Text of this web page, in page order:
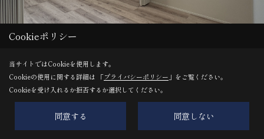
7.5帖の主寝室。
クロス：天井/ルノン RH9354 壁/シンコール BA7014
Cookieポリシー
当サイトではCookieを使用します。
Cookieの使用に関する詳細は 「プライバシーポリシー 」をご覧ください。
Cookieを受け入れるか拒否するか選択してください。
同意する 同意しない